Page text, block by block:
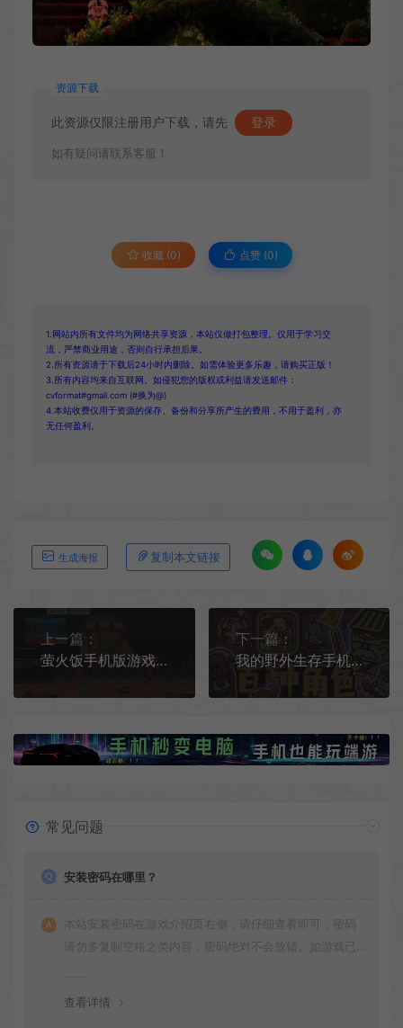
资源下载
此资源仅限注册用户下载，请先 登录
如有疑问请联系客服！
收藏 (0) 点赞 (0)
1.网站内所有文件均为网络共享资源，本站仅做打包整理。仅用于学习交
流，严禁商业用途，否则自行承担后果。
2.所有资源请于下载后24小时内删除。如需体验更多乐趣，请购买正版！
3.所有内容均来自互联网。如侵犯您的版权或利益请发送邮件：
cvformat#gmail.com (#换为@)
4.本站收费仅用于资源的保存、备份和分享所产生的费用，不用于盈利，亦
无任何盈利。
生成海报 复制本文链接
上一篇：
萤火饭手机版游戏[Android][v1.0]
下一篇：
我的野外生存手机版[Android][v203]
常见问题
安装密码在哪里？
本站安装密码在游戏介绍页右侧，请仔细查看即可，密码
请勿多复制空格之类内容，密码绝对不会放错。如游戏已
查看详情